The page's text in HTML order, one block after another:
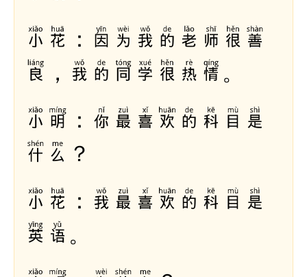
小花：因为我的老师很善
良，我的同学很热情。
小明：你最喜欢的科目是
什么？
小花：我最喜欢的科目是
英语。